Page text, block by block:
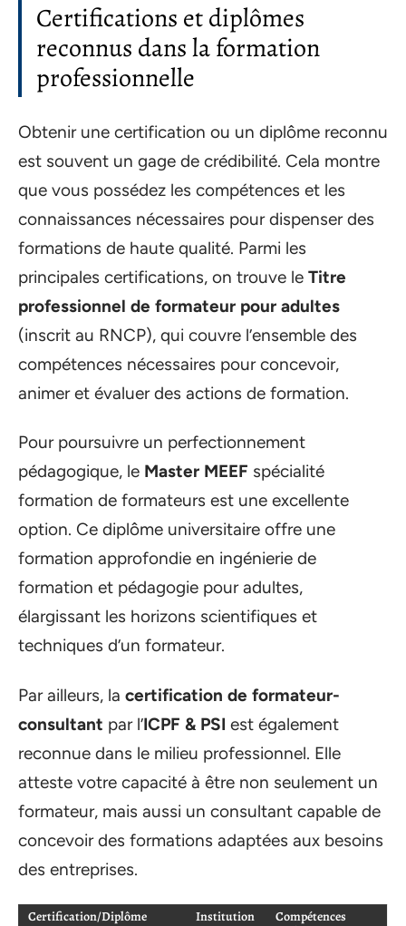
Certifications et diplômes
reconnus dans la formation
professionnelle
Obtenir une certification ou un diplôme reconnu
est souvent un gage de crédibilité. Cela montre
que vous possédez les compétences et les
connaissances nécessaires pour dispenser des
formations de haute qualité. Parmi les
principales certifications, on trouve le Titre
professionnel de formateur pour adultes
(inscrit au RNCP), qui couvre l’ensemble des
compétences nécessaires pour concevoir,
animer et évaluer des actions de formation.
Pour poursuivre un perfectionnement
pédagogique, le Master MEEF spécialité
formation de formateurs est une excellente
option. Ce diplôme universitaire offre une
formation approfondie en ingénierie de
formation et pédagogie pour adultes,
élargissant les horizons scientifiques et
techniques d’un formateur.
Par ailleurs, la certification de formateur-
consultant par l’ICPF & PSI est également
reconnue dans le milieu professionnel. Elle
atteste votre capacité à être non seulement un
formateur, mais aussi un consultant capable de
concevoir des formations adaptées aux besoins
des entreprises.
Certification/Diplôme Institution
Compétences